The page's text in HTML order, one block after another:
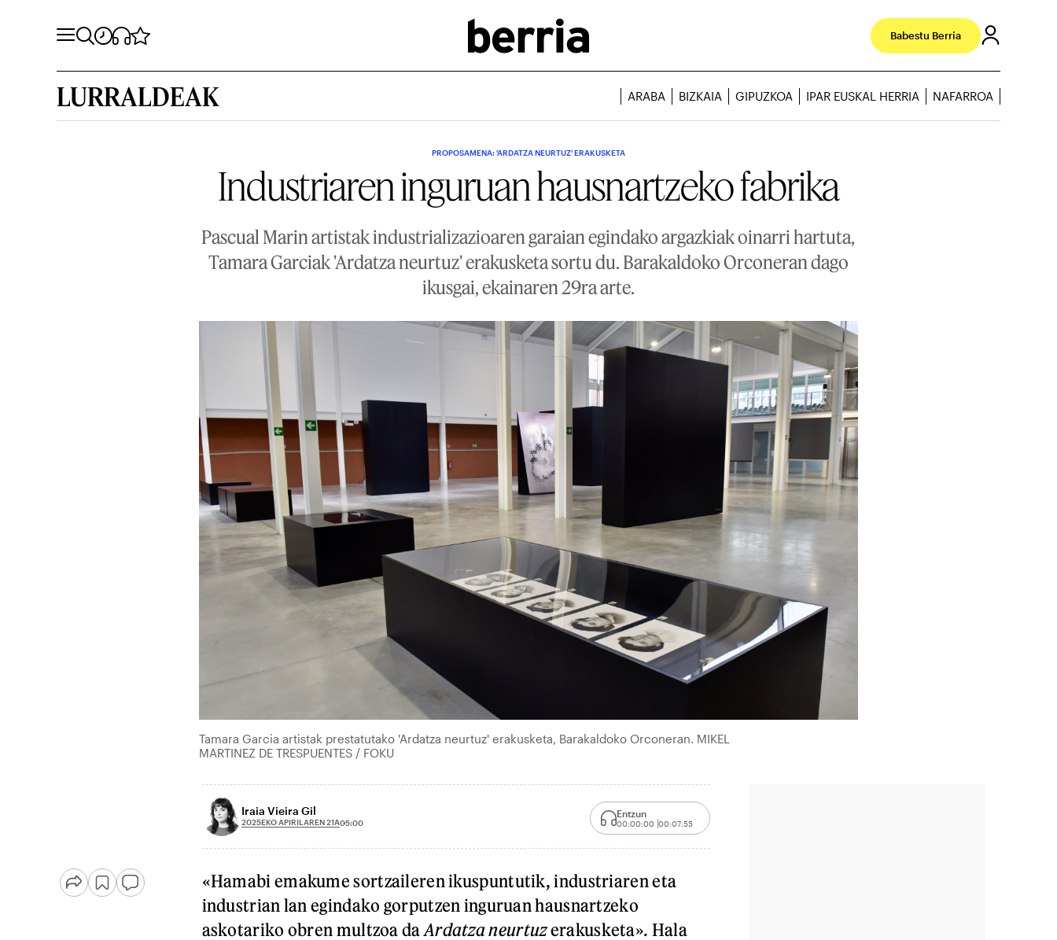
Babestu Berria
LURRALDEAK ARABA BIZKAIA GIPUZKOA IPAR EUSKAL HERRIA NAFARROA
PROPOSAMENA: 'ARDATZA NEURTUZ' ERAKUSKETA
Industriaren inguruan hausnartzeko fabrika
Pascual Marin artistak industrializazioaren garaian egindako argazkiak oinarri hartuta,
Tamara Garciak 'Ardatza neurtuz' erakusketa sortu du. Barakaldoko Orconeran dago
ikusgai, ekainaren 29ra arte.
Tamara Garcia artistak prestatutako 'Ardatza neurtuz' erakusketa, Barakaldoko Orconeran. MIKEL
MARTINEZ DE TRESPUENTES / FOKU
Iraia Vieira Gil
2025EKO APIRILAREN 21A05:00
Entzun
00:00:00 00:07:55
«Hamabi emakume sortzaileren ikuspuntutik, industriaren eta
industrian lan egindako gorputzen inguruan hausnartzeko
askotariko obren multzoa da Ardatza neurtuzerakusketa». Hala